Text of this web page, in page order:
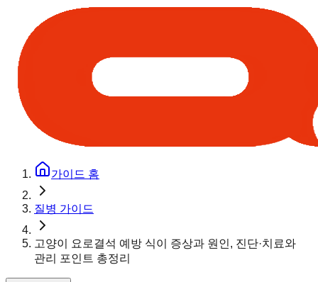
가이드 홈
질병 가이드
고양이 요로결석 예방 식이 증상과 원인, 진단·치료와
관리 포인트 총정리